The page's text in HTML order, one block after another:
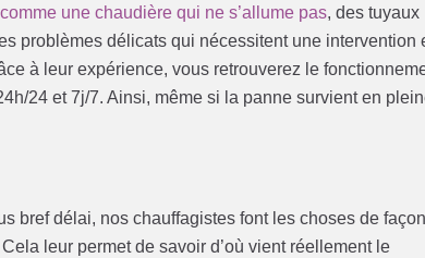
une chaudière qui ne s’allume pas, des tuyaux
problèmes délicats qui nécessitent une intervention
à leur expérience, vous retrouverez le
24 et 7j/7. Ainsi, même si la panne survient en
bref délai, nos chauffagistes font les choses de façon
leur permet de savoir d’où vient réellement le